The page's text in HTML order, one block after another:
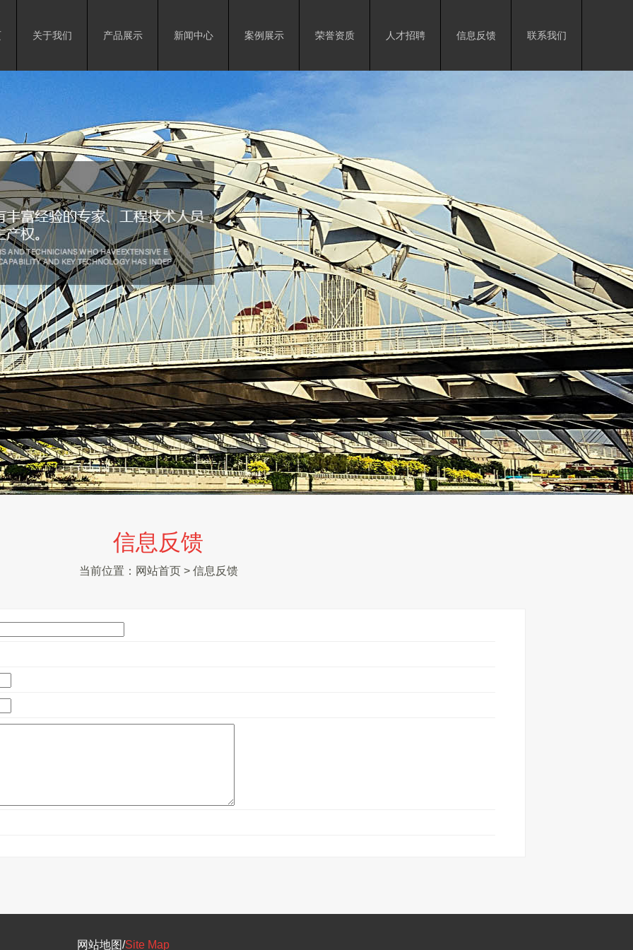
关于我们 产品展示 新闻中心 案例展示 荣誉资质 人才招聘 信息反馈 联系我们
信息反馈
当前位置： 网站首页> 信息反馈
网站地图/Site Map